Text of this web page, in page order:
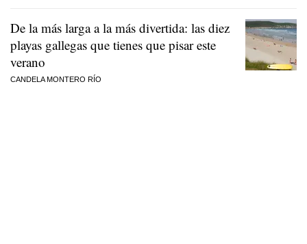
De la más larga a la más divertida: las diez
playas gallegas que tienes que pisar este
verano
CANDELA MONTERO RÍO